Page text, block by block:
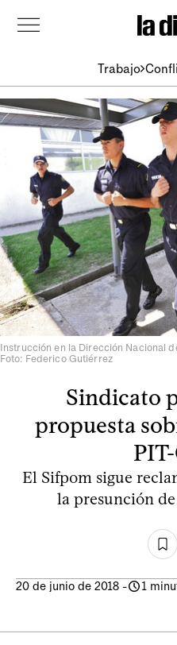
Trabajo
Instrucción en la Dirección Nacional
Foto: Federico Gutiérrez
Sindicato
propuesta
El Sifpom sigue
la presunción
20 de junio de 2018 - 1